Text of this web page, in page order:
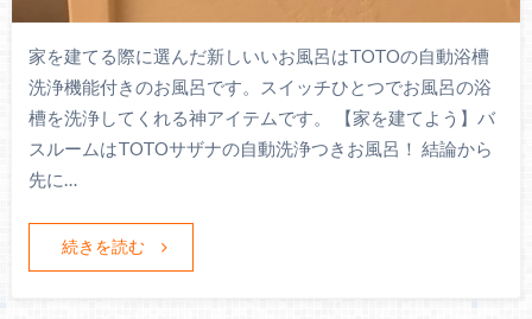
家を建てる際に選んだ新しいいお風呂はTOTOの自動浴槽
洗浄機能付きのお風呂です。スイッチひとつでお風呂の浴
槽を洗浄してくれる神アイテムです。 【家を建てよう】バ
スルームはTOTOサザナの自動洗浄つきお風呂！ 結論から
先に…
続きを読む